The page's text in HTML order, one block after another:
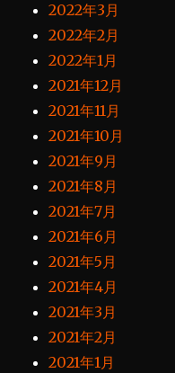
2022年3月
2022年2月
2022年1月
2021年12月
2021年11月
2021年10月
2021年9月
2021年8月
2021年7月
2021年6月
2021年5月
2021年4月
2021年3月
2021年2月
2021年1月